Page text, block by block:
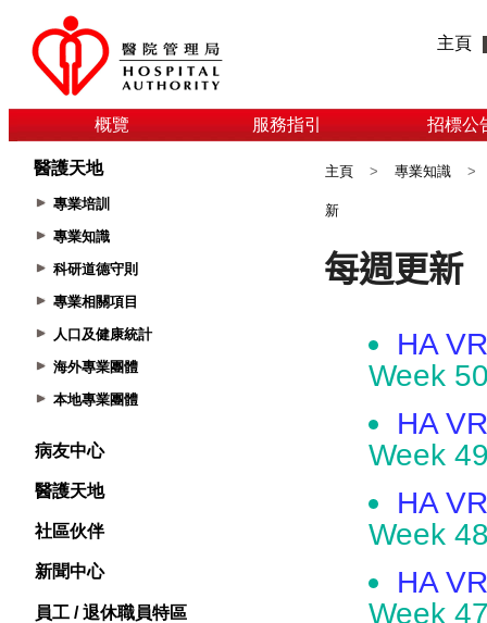
主頁
概覽 服務指引 招標公
醫護天地
專業培訓
專業知識
科研道德守則
專業相關項目
人口及健康統計
海外專業團體
本地專業團體
病友中心
醫護天地
社區伙伴
新聞中心
員工 / 退休職員特區
主頁 > 專業知識 >
新